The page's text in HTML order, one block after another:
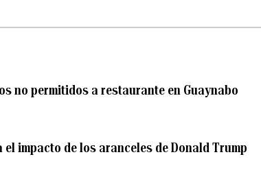
no permitidos a restaurante en Guaynabo
impacto de los aranceles de Donald Trump